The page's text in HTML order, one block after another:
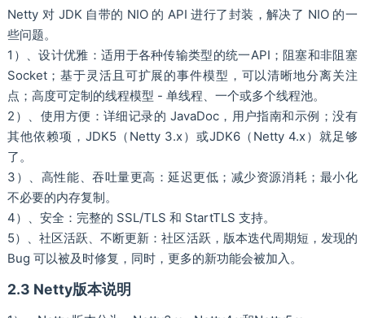
Netty 对 JDK 自带的 NIO 的 API 进行了封装，解决了 NIO 的一
些问题。
1）、设计优雅：适用于各种传输类型的统一API；阻塞和非阻塞
Socket；基于灵活且可扩展的事件模型，可以清晰地分离关注
点；高度可定制的线程模型 - 单线程、一个或多个线程池。
2）、使用方便：详细记录的 JavaDoc，用户指南和示例；没有
其他依赖项，JDK5（Netty 3.x）或JDK6（Netty 4.x）就足够
了。
3）、高性能、吞吐量更高：延迟更低；减少资源消耗；最小化
不必要的内存复制。
4）、安全：完整的 SSL/TLS 和 StartTLS 支持。
5）、社区活跃、不断更新：社区活跃，版本迭代周期短，发现的
Bug 可以被及时修复，同时，更多的新功能会被加入。
2.3 Netty版本说明